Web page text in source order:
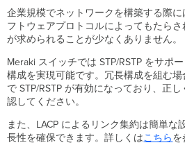
企業規模でネットワークを構築する際
フトウェアプロトコルによってもたら
が求められることが少なくありません。
Meraki スイッチでは STP/RSTP をサポ
構成を実現可能です。冗長構成を組む
で STP/RSTP が有効になっており、正
認してください。
また、LACP によるリンク集約は簡単な
長性を確保できます。詳しくはこちらを